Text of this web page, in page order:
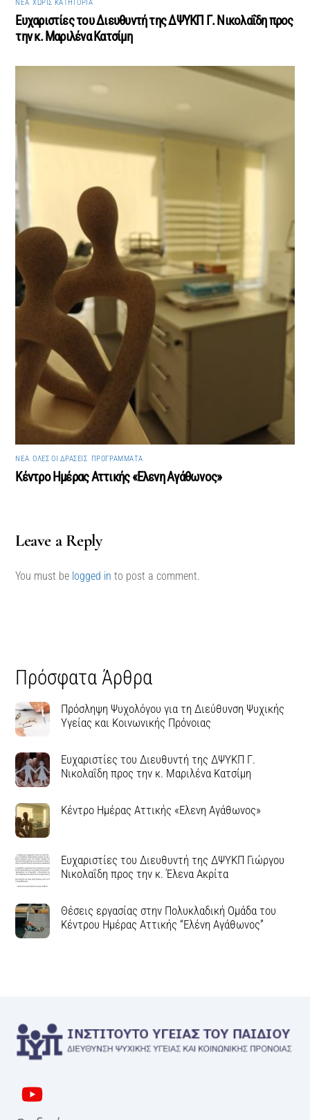
ΝΈΑ ,ΧΩΡΊΣ ΚΑΤΗΓΟΡΊΑ
Ευχαριστίες του Διευθυντή της ΔΨΥΚΠ Γ. Νικολαΐδη προς
την κ. Μαριλένα Κατσίμη
ΝΈΑ ,ΌΛΕΣ ΟΙ ΔΡΆΣΕΙΣ ΠΡΟΓΡΆΜΜΑΤΑ
Κέντρο Ημέρας Αττικής «Ελενη Αγάθωνος»
Leave a Reply
You must be logged in to post a comment.
Πρόσφατα Άρθρα
Πρόσληψη Ψυχολόγου για τη Διεύθυνση Ψυχικής
Υγείας και Κοινωνικής Πρόνοιας
Ευχαριστίες του Διευθυντή της ΔΨΥΚΠ Γ.
Νικολαΐδη προς την κ. Μαριλένα Κατσίμη
Κέντρο Ημέρας Αττικής «Ελενη Αγάθωνος»
Ευχαριστίες του Διευθυντή της ΔΨΥΚΠ Γιώργου
Νικολαΐδη προς την κ. Έλενα Ακρίτα
Θέσεις εργασίας στην Πολυκλαδική Ομάδα του
Κέντρου Ημέρας Αττικής “Ελένη Αγάθωνος”